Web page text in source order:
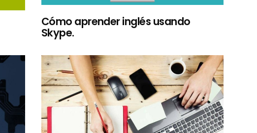
Cómo aprender inglés usando
Skype.